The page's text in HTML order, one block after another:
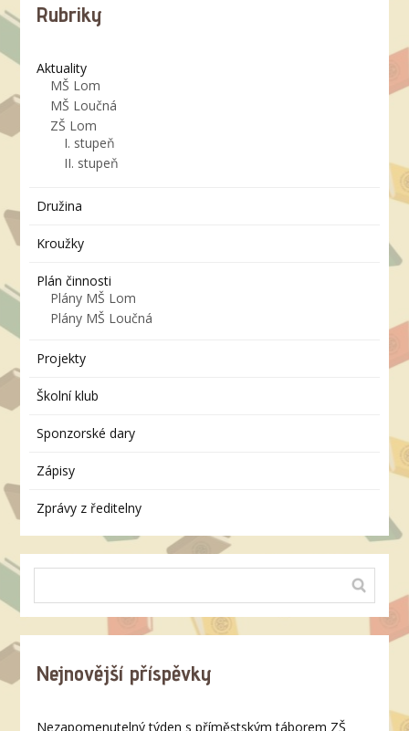
Rubriky
Aktuality
MŠ Lom
MŠ Loučná
ZŠ Lom
I. stupeň
II. stupeň
Družina
Kroužky
Plán činnosti
Plány MŠ Lom
Plány MŠ Loučná
Projekty
Školní klub
Sponzorské dary
Zápisy
Zprávy z ředitelny
Nejnovější příspěvky
Nezapomenutelný týden s příměstským táborem ZŠ